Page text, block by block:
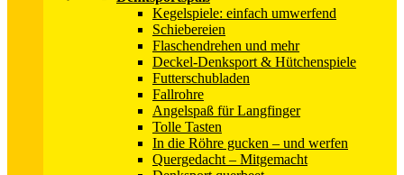
Kegelspiele: einfach umwerfend
Schiebereien
Flaschendrehen und mehr
Deckel-Denksport & Hütchenspiele
Futterschubladen
Fallrohre
Angelspaß für Langfinger
Tolle Tasten
In die Röhre gucken – und werfen
Quergedacht – Mitgemacht